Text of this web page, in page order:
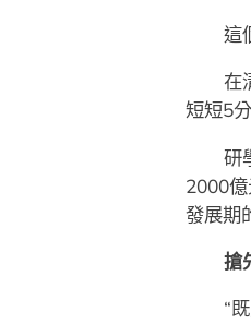
這
在
短短5
研
2000
發展期
搶
“